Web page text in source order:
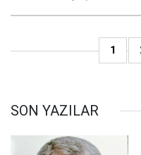
1
SON YAZILAR